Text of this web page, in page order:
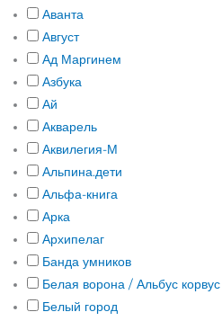
Аванта
Август
Ад Маргинем
Азбука
Ай
Акварель
Аквилегия-М
Альпина.дети
Альфа-книга
Арка
Архипелаг
Банда умников
Белая ворона / Альбус корвус
Белый город